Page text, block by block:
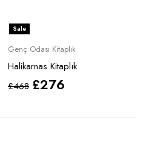
Sale
Genç Odası Kitaplık
Halikarnas Kitaplık
£468 £276